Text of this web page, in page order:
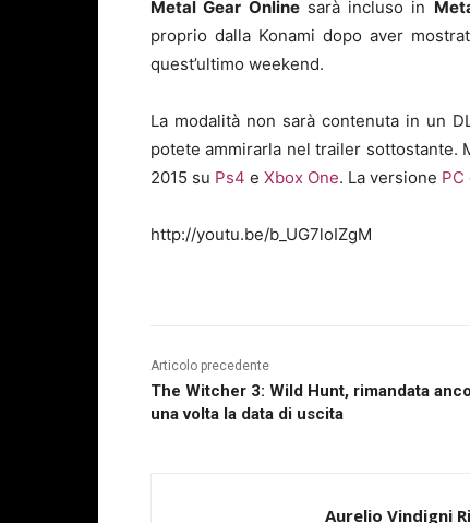
Metal Gear Onlinesarà incluso in
proprio dalla Konami dopo aver
quest’ultimo weekend.
La modalità non sarà contenuta in un
potete ammirarla nel trailer sottostante.
2015 su Ps4 e Xbox One. La versione PC
http://youtu.be/b_UG7loIZgM
Articolo precedente
The Witcher 3: Wild Hunt, rimandata
una volta la data di uscita
Aurelio Vindigni